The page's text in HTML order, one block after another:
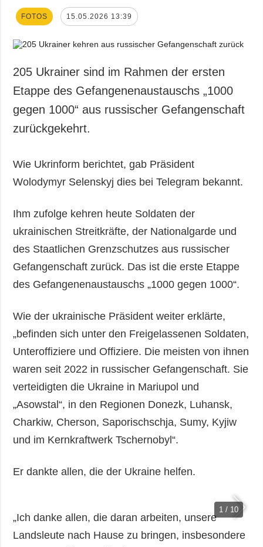
FOTOS 15.05.2026 13:39
205 Ukrainer sind im Rahmen der ersten
Etappe des Gefangenenaustauschs „1000
gegen 1000“ aus russischer Gefangenschaft
zurückgekehrt.
Wie Ukrinform berichtet, gab Präsident
Wolodymyr Selenskyj dies bei Telegram bekannt.
Ihm zufolge kehren heute Soldaten der
ukrainischen Streitkräfte, der Nationalgarde und
des Staatlichen Grenzschutzes aus russischer
Gefangenschaft zurück. Das ist die erste Etappe
des Gefangenenaustauschs „1000 gegen 1000“.
Wie der ukrainische Präsident weiter erklärte,
„befinden sich unter den Freigelassenen Soldaten,
Unteroffiziere und Offiziere. Die meisten von ihnen
waren seit 2022 in russischer Gefangenschaft. Sie
verteidigten die Ukraine in Mariupol und
„Asowstal“, in den Regionen Donezk, Luhansk,
Charkiw, Cherson, Saporischschja, Sumy, Kyjiw
und im Kernkraftwerk Tschernobyl“.
Er dankte allen, die der Ukraine helfen.
1 / 10
„Ich danke allen, die daran arbeiten, unsere
Landsleute nach Hause zu bringen, insbesondere